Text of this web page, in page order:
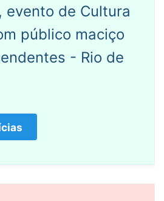
evento de Cultura
público maciço
- Rio de